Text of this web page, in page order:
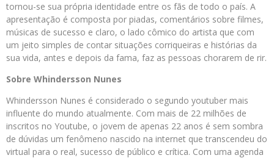
tornou-se sua própria identidade entre os fãs de todo o país. A
apresentação é composta por piadas, comentários sobre filmes,
músicas de sucesso e claro, o lado cômico do artista que com
um jeito simples de contar situações corriqueiras e histórias da
sua vida, antes e depois da fama, faz as pessoas chorarem de rir.
Sobre Whindersson Nunes
Whindersson Nunes é considerado o segundo youtuber mais
influente do mundo atualmente. Com mais de 22 milhões de
inscritos no Youtube, o jovem de apenas 22 anos é sem sombra
de dúvidas um fenômeno nascido na internet que transcendeu do
virtual para o real, sucesso de público e crítica. Com uma agenda